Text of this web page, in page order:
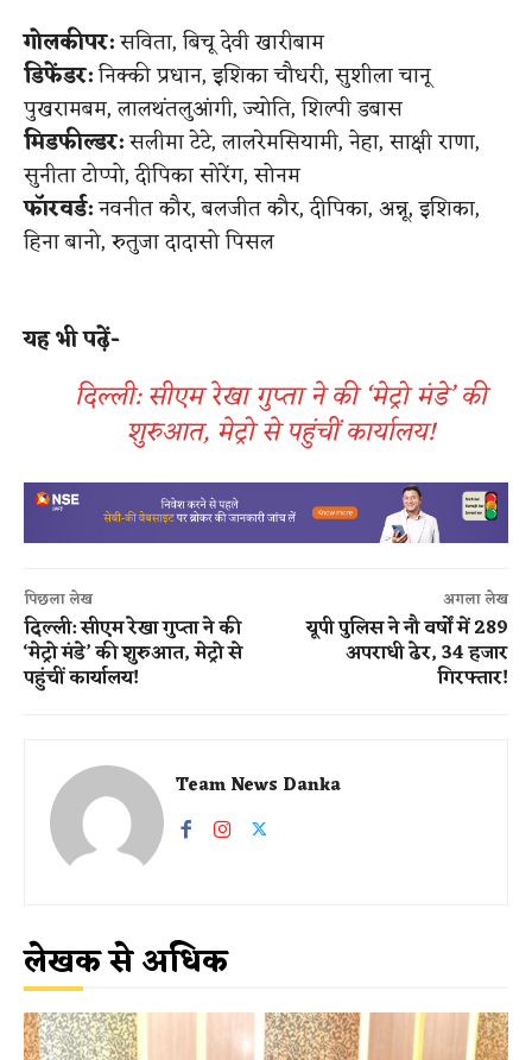
गोलकीपर:सविता, बिचू देवी खारीबाम
डिफेंडर:निक्की प्रधान, इशिका चौधरी, सुशीला चानू
पुखरामबम, लालथंतलुआंगी, ज्योति, शिल्पी डबास
मिडफील्डर:सलीमा टेटे, लालरेमसियामी, नेहा, साक्षी राणा,
सुनीता टोप्पो, दीपिका सोरेंग, सोनम
फॉरवर्ड:नवनीत कौर, बलजीत कौर, दीपिका, अन्नू, इशिका,
हिना बानो, रुतुजा दादासो पिसल
यह भी पढ़ें-
दिल्ली: सीएम रेखा गुप्ता ने की ‘मेट्रो मंडे’ की
शुरुआत, मेट्रो से पहुंचीं कार्यालय​!
पिछला लेख
दिल्ली: सीएम रेखा गुप्ता ने की
‘मेट्रो मंडे’ की शुरुआत, मेट्रो से
पहुंचीं कार्यालय​!
अगला लेख
यूपी पुलिस ने नौ वर्षों में 289
अपराधी ढेर, 34 हजार
गिरफ्तार!
Team News Danka
लेखक से अधिक